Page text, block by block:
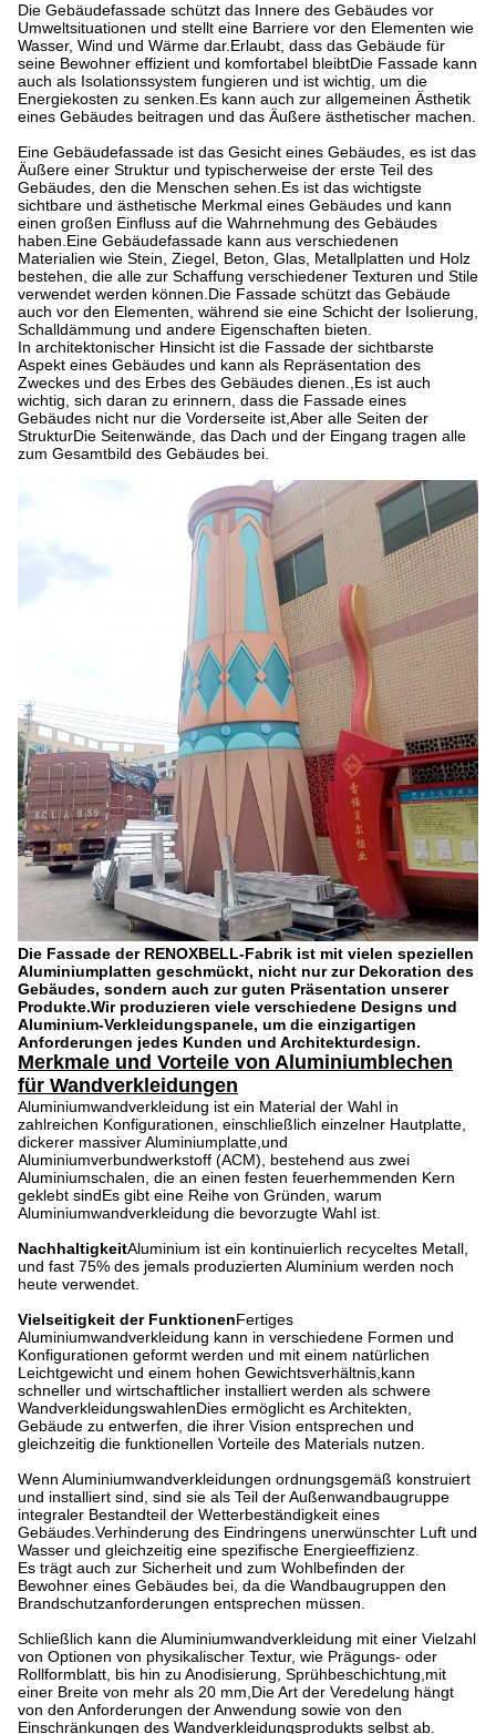
Die Gebäudefassade schützt das Innere des Gebäudes vor
Umweltsituationen und stellt eine Barriere vor den Elementen wie
Wasser, Wind und Wärme dar.Erlaubt, dass das Gebäude für
seine Bewohner effizient und komfortabel bleibtDie Fassade kann
auch als Isolationssystem fungieren und ist wichtig, um die
Energiekosten zu senken.Es kann auch zur allgemeinen Ästhetik
eines Gebäudes beitragen und das Äußere ästhetischer machen.
Eine Gebäudefassade ist das Gesicht eines Gebäudes, es ist das
Äußere einer Struktur und typischerweise der erste Teil des
Gebäudes, den die Menschen sehen.Es ist das wichtigste
sichtbare und ästhetische Merkmal eines Gebäudes und kann
einen großen Einfluss auf die Wahrnehmung des Gebäudes
haben.Eine Gebäudefassade kann aus verschiedenen
Materialien wie Stein, Ziegel, Beton, Glas, Metallplatten und Holz
bestehen, die alle zur Schaffung verschiedener Texturen und Stile
verwendet werden können.Die Fassade schützt das Gebäude
auch vor den Elementen, während sie eine Schicht der Isolierung,
Schalldämmung und andere Eigenschaften bieten.
In architektonischer Hinsicht ist die Fassade der sichtbarste
Aspekt eines Gebäudes und kann als Repräsentation des
Zweckes und des Erbes des Gebäudes dienen.,Es ist auch
wichtig, sich daran zu erinnern, dass die Fassade eines
Gebäudes nicht nur die Vorderseite ist,Aber alle Seiten der
StrukturDie Seitenwände, das Dach und der Eingang tragen alle
zum Gesamtbild des Gebäudes bei.
Die Fassade der RENOXBELL-Fabrik ist mit vielen speziellen
Aluminiumplatten geschmückt, nicht nur zur Dekoration des
Gebäudes, sondern auch zur guten Präsentation unserer
Produkte.Wir produzieren viele verschiedene Designs und
Aluminium-Verkleidungspanele, um die einzigartigen
Anforderungen jedes Kunden und Architekturdesign.
Merkmale und Vorteile von Aluminiumblechen
für Wandverkleidungen
Aluminiumwandverkleidung ist ein Material der Wahl in
zahlreichen Konfigurationen, einschließlich einzelner Hautplatte,
dickerer massiver Aluminiumplatte,und
Aluminiumverbundwerkstoff (ACM), bestehend aus zwei
Aluminiumschalen, die an einen festen feuerhemmenden Kern
geklebt sindEs gibt eine Reihe von Gründen, warum
Aluminiumwandverkleidung die bevorzugte Wahl ist.
NachhaltigkeitAluminium ist ein kontinuierlich recyceltes Metall,
und fast 75% des jemals produzierten Aluminium werden noch
heute verwendet.
Vielseitigkeit der FunktionenFertiges
Aluminiumwandverkleidung kann in verschiedene Formen und
Konfigurationen geformt werden und mit einem natürlichen
Leichtgewicht und einem hohen Gewichtsverhältnis,kann
schneller und wirtschaftlicher installiert werden als schwere
WandverkleidungswahlenDies ermöglicht es Architekten,
Gebäude zu entwerfen, die ihrer Vision entsprechen und
gleichzeitig die funktionellen Vorteile des Materials nutzen.
Wenn Aluminiumwandverkleidungen ordnungsgemäß konstruiert
und installiert sind, sind sie als Teil der Außenwandbaugruppe
integraler Bestandteil der Wetterbeständigkeit eines
Gebäudes.Verhinderung des Eindringens unerwünschter Luft und
Wasser und gleichzeitig eine spezifische Energieeffizienz.
Es trägt auch zur Sicherheit und zum Wohlbefinden der
Bewohner eines Gebäudes bei, da die Wandbaugruppen den
Brandschutzanforderungen entsprechen müssen.
Schließlich kann die Aluminiumwandverkleidung mit einer Vielzahl
von Optionen von physikalischer Textur, wie Prägungs- oder
Rollformblatt, bis hin zu Anodisierung, Sprühbeschichtung,mit
einer Breite von mehr als 20 mm,Die Art der Veredelung hängt
von den Anforderungen der Anwendung sowie von den
Einschränkungen des Wandverkleidungsprodukts selbst ab.